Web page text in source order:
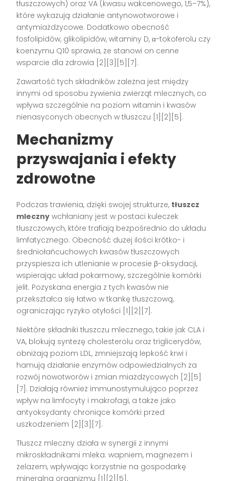
tłuszczowych) oraz VA (kwasu wakcenowego, 1,5–7%),
które wykazują działanie antynowotworowe i
antymiażdżycowe. Dodatkowo obecność
fosfolipidów, glikolipidów, witaminy D, α-tokoferolu czy
koenzymu Q10 sprawia, że stanowi on cenne
wsparcie dla zdrowia [2][3][5][7].
Zawartość tych składników zależna jest między
innymi od sposobu żywienia zwierząt mlecznych, co
wpływa szczególnie na poziom witamin i kwasów
nienasyconych obecnych w tłuszczu [1][2][5].
Mechanizmy
przyswajania i efekty
zdrowotne
Podczas trawienia, dzięki swojej strukturze, tłuszcz
mleczny wchłaniany jest w postaci kuleczek
tłuszczowych, które trafiają bezpośrednio do układu
limfatycznego. Obecność dużej ilości krótko- i
średniołańcuchowych kwasów tłuszczowych
przyspiesza ich utlenianie w procesie β-oksydacji,
wspierając układ pokarmowy, szczególnie komórki
jelit. Pozyskana energia z tych kwasów nie
przekształca się łatwo w tkankę tłuszczową,
ograniczając ryzyko otyłości [1][2][7].
Niektóre składniki tłuszczu mlecznego, takie jak CLA i
VA, blokują syntezę cholesterolu oraz triglicerydów,
obniżają poziom LDL, zmniejszają lepkość krwi i
hamują działanie enzymów odpowiedzialnych za
rozwój nowotworów i zmian miażdżycowych [2][5]
[7]. Działają również immunostymulująco poprzez
wpływ na limfocyty i makrofagi, a także jako
antyoksydanty chroniące komórki przed
uszkodzeniem [2][3][7].
Tłuszcz mleczny działa w synergii z innymi
mikroskładnikami mleka: wapniem, magnezem i
żelazem, wpływając korzystnie na gospodarkę
mineralną organizmu [1][2][5].